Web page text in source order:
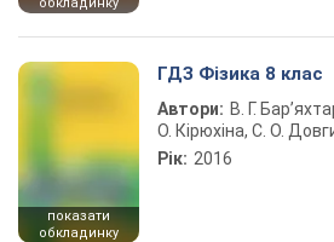
показати
обкладинку
ГДЗ Фізика 8 клас
Автори: В. Г.
О. Кірюхіна, С. О.
Рік: 2016